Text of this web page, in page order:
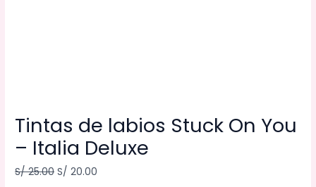
Tintas de labios Stuck On You
– Italia Deluxe
S/25.00 S/ 20.00